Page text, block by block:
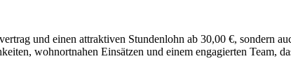
und einen attraktiven Stundenlohn ab 30,00 €, sondern
wohnortnahen Einsätzen und einem engagierten Team,